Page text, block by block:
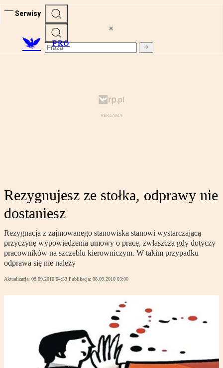
Serwisy
PRO
Rezygnujesz ze stołka, odprawy nie
dostaniesz
Rezygnacja z zajmowanego stanowiska stanowi wystarczającą
przyczynę wypowiedzenia umowy o pracę, zwłaszcza gdy dotyczy
pracowników na szczeblu kierowniczym. W takim przypadku
odprawa się nie należy
Aktualizacja: 08.09.2010 04:53 Publikacja: 08.09.2010 03:00